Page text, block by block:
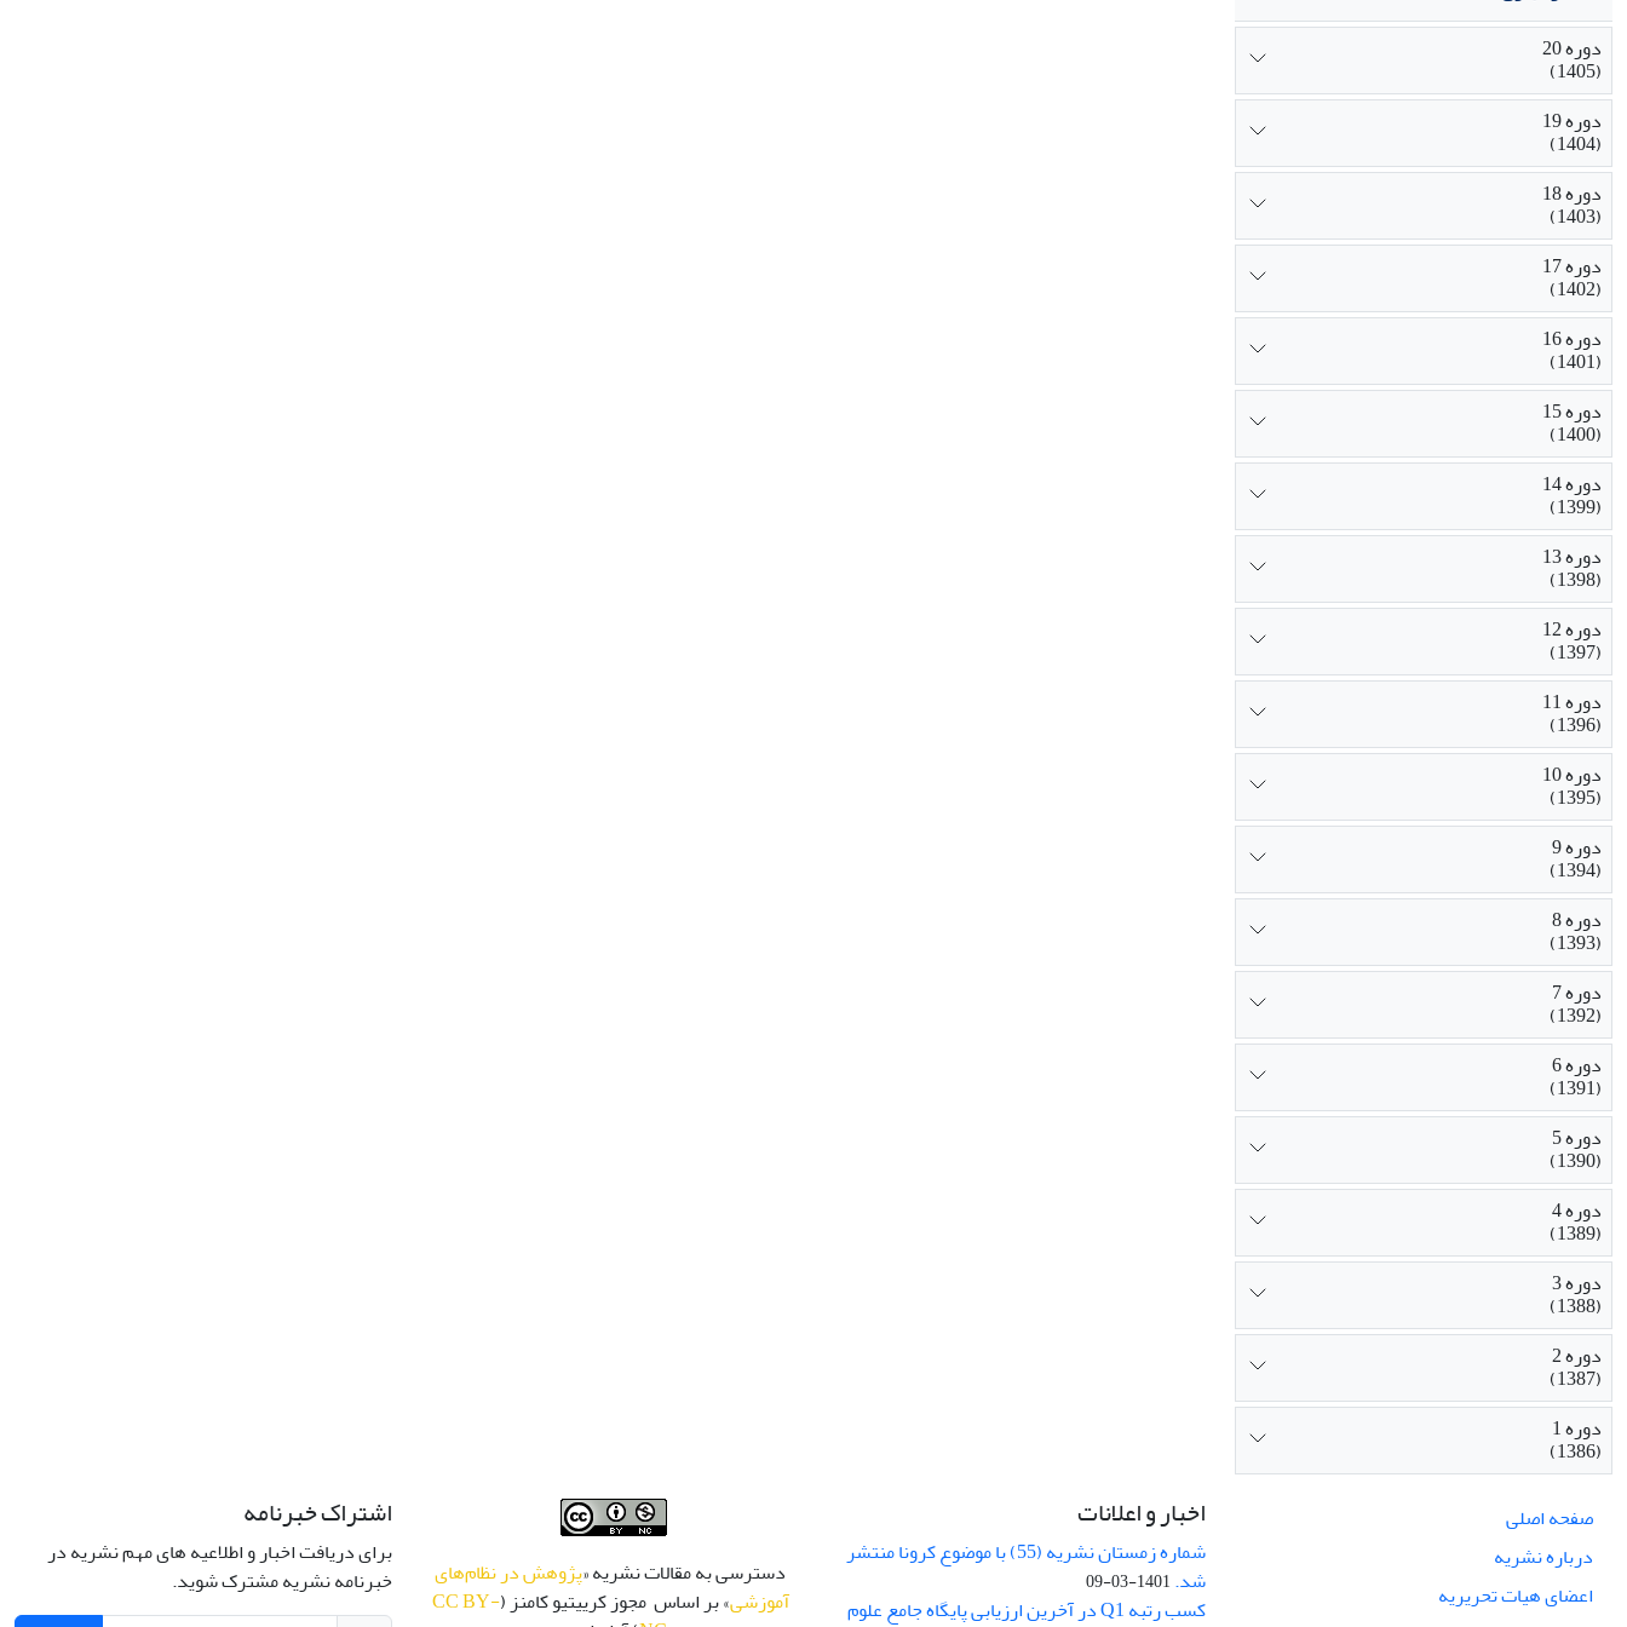
دوره 20
(1405)
دوره 19
(1404)
دوره 18
(1403)
دوره 17
(1402)
دوره 16
(1401)
دوره 15
(1400)
دوره 14
(1399)
دوره 13
(1398)
دوره 12
(1397)
دوره 11
(1396)
دوره 10
(1395)
دوره 9
(1394)
دوره 8
(1393)
دوره 7
(1392)
دوره 6
(1391)
دوره 5
(1390)
دوره 4
(1389)
دوره 3
(1388)
دوره 2
(1387)
دوره 1
(1386)
صفحه اصلی
درباره نشریه
اعضای هیات تحریریه
اخبار و اعلانات
شماره زمستان نشریه (55) با موضوع کرونا منتشر
شد.1401-03-09
کسب رتبه Q1 در آخرین ارزیابی پایگاه جامع علوم
دسترسی به مقالات نشریه «پژوهش در نظام‌های
آموزشی» بر اساس مجوز کرییتیو کامنز (CC BY-
اشتراک خبرنامه
برای دریافت اخبار و اطلاعیه های مهم نشریه در
خبرنامه نشریه مشترک شوید.